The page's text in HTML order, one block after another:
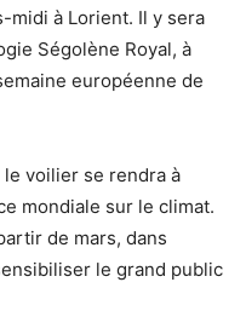
midi à Lorient. Il y sera
Ségolène Royal, à
européenne de
voilier se rendra à
mondiale sur le climat.
de mars, dans
le grand public